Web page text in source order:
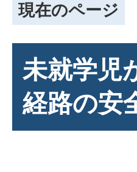
現在のページ
未就学児
経路の安